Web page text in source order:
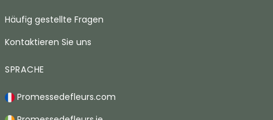
Häufig gestellte Fragen
Kontaktieren Sie uns
SPRACHE
Promessedefleurs.com